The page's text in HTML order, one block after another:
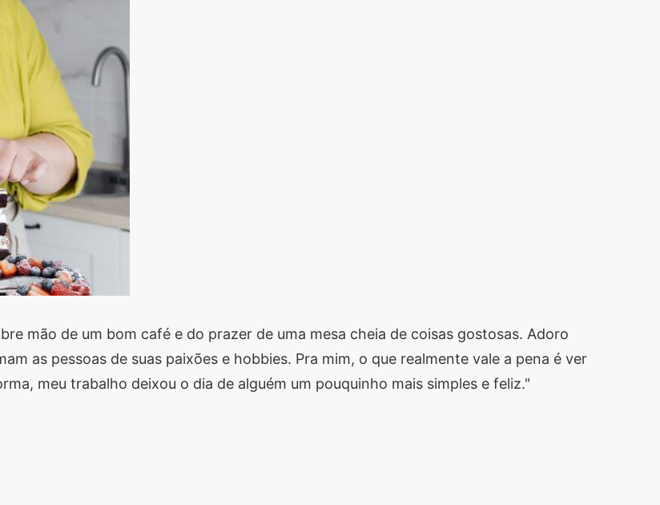
mão de um bom café e do prazer de uma mesa cheia de coisas gostosas. Adoro
as pessoas de suas paixões e hobbies. Pra mim, o que realmente vale a pena é ver
meu trabalho deixou o dia de alguém um pouquinho mais simples e feliz."